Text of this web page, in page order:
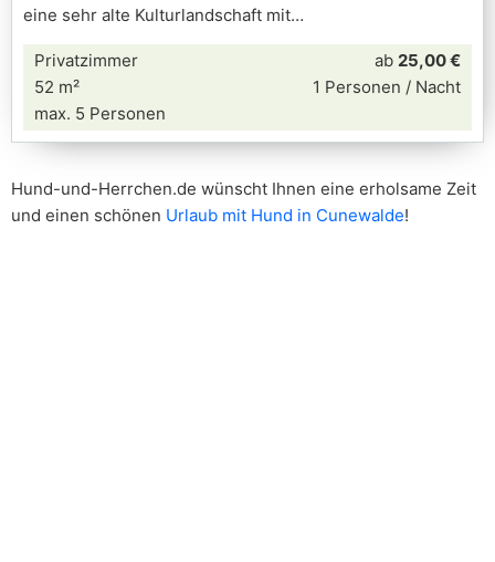
eine sehr alte Kulturlandschaft mit
Privatzimmer
52 m²
max. 5 Personen
ab 25,00 €
1 Personen / Nacht
Hund-und-Herrchen.de wünscht Ihnen eine erholsame Zeit
und einen schönen Urlaub mit Hund in Cunewalde!